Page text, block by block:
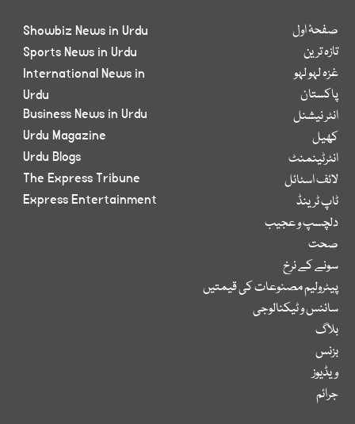
صفحۂ اول
تازہ ترین
غزہ لہو لہو
پاکستان
انٹر نیشنل
کھیل
انٹرٹینمنٹ
لائف اسٹائل
ٹاپ ٹرینڈ
دلچسپ و عجیب
صحت
سونے کے نرخ
پیٹرولیم مصنوعات کی قیمتیں
سائنس و ٹیکنالوجی
بلاگ
بزنس
ویڈیوز
جرائم
Showbiz News in Urdu
Sports News in Urdu
International News in
Urdu
Business News in Urdu
Urdu Magazine
Urdu Blogs
The Express Tribune
Express Entertainment